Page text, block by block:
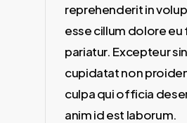
reprehenderit in
esse cillum dolore eu
pariatur. Excepteur
cupidatat non
culpa qui officia
anim id est laborum.